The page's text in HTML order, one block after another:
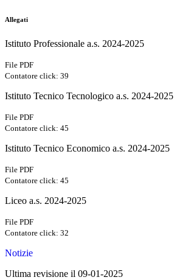
Allegati
Istituto Professionale a.s. 2024-2025
File PDF
Contatore click: 39
Istituto Tecnico Tecnologico a.s. 2024-2025
File PDF
Contatore click: 45
Istituto Tecnico Economico a.s. 2024-2025
File PDF
Contatore click: 45
Liceo a.s. 2024-2025
File PDF
Contatore click: 32
Notizie
Ultima revisione il 09-01-2025